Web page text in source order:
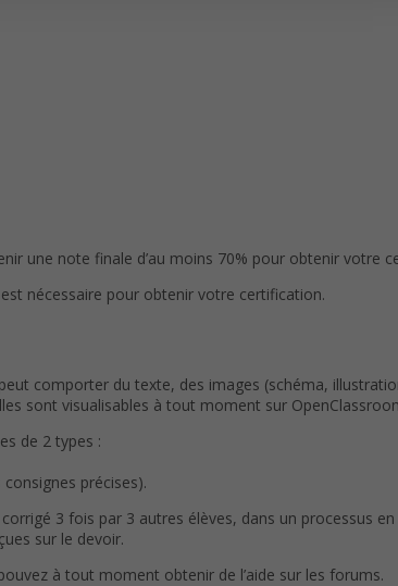
une note finale d’au moins 70% pour obtenir votre
nécessaire pour obtenir votre certification.
comporter du texte, des images (schéma,
sont visualisables à tout moment sur
de 2 types :
précises).
3 fois par 3 autres élèves, dans un processus
sur le devoir.
à tout moment obtenir de l’aide sur les forums.